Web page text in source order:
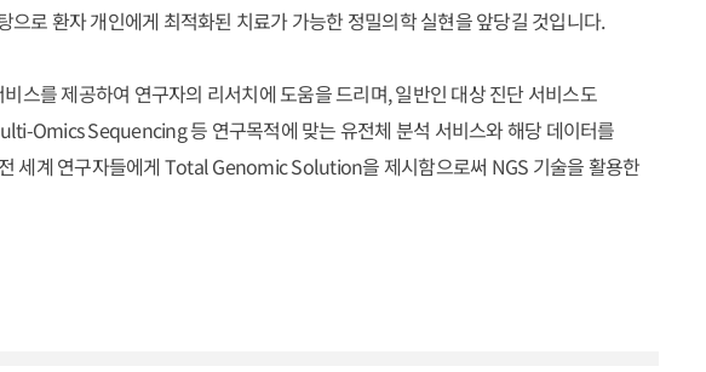
로 환자 개인에게 최적화된 치료가 가능한 정밀의학 실현을 앞당길 것입니다.
스를 제공하여 연구자의 리서치에 도움을 드리며, 일반인 대상 진단 서비스도
Sequencing 등 연구목적에 맞는 유전체 분석 서비스와 해당 데이터를
세계 연구자들에게 Total Genomic Solution을 제시함으로써 NGS 기술을 활용한